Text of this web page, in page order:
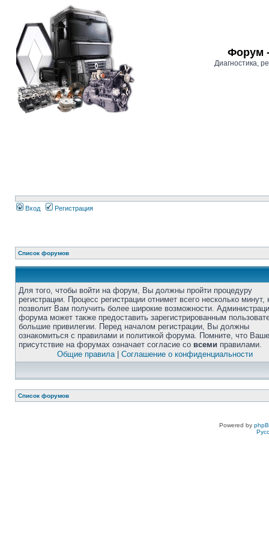
Форум -
Диагностика,
Вход Регистрация
Список форумов
Для того, чтобы войти на форум, Вы должны пройти процедуру
регистрации. Процесс регистрации отнимет всего несколько минут,
позволит Вам получить более широкие возможности.
форума может также предоставить зарегистрированным
большие привилегии. Перед началом регистрации, Вы должны
ознакомиться с правилами и политикой форума. Помните, что Ваше
присутствие на форумах означает согласие со всеми правилами.
Общие правила| Соглашение о конфиденциальности
Список форумов
Powered by